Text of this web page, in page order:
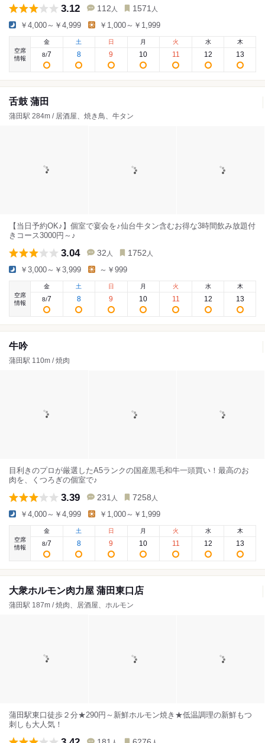
3.12 112 人 1571 人
￥4,000～￥4,999 ￥1,000～￥1,999
空席
情報
金
8/7
土
8
日
9
月
10
火
11
水
12
木
13
舌鼓 蒲田
蒲田駅 284m / 居酒屋、焼き鳥、牛タン
【当日予約OK♪】個室で宴会を♪仙台牛タン含むお得な3時間飲み放題付
きコース3000円～♪
3.04 32 人 1752 人
￥3,000～￥3,999 ～￥999
空席
情報
金
8/7
土
8
日
9
月
10
火
11
水
12
木
13
牛吟
蒲田駅 110m / 焼肉
目利きのプロが厳選したA5ランクの国産黒毛和牛一頭買い！最高のお
肉を、くつろぎの個室で♪
3.39 231 人 7258 人
￥4,000～￥4,999 ￥1,000～￥1,999
空席
情報
金
8/7
土
8
日
9
月
10
火
11
水
12
木
13
大衆ホルモン肉力屋 蒲田東口店
蒲田駅 187m / 焼肉、居酒屋、ホルモン
蒲田駅東口徒歩２分★290円～新鮮ホルモン焼き★低温調理の新鮮もつ
刺しも大人気！